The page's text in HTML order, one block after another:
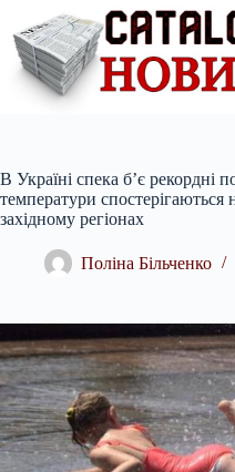
вмісту
В Україні спека б’є рекордні
температури спостерігаються
західному регіонах
Поліна Більченко